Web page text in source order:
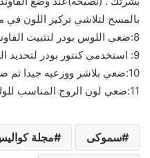
بالمسح لتلاشي تركيز اللون
8:ضعي اللوس بودر لتثبيت الفاونديشن
9: استخدمي كنتور بودر لتحديد الوجهه.
10:ضعي بلاشر ووزعيه جيدا ثم ضعي هايلايتر
11:ضعي لون الروج المناسب للوك ثم استخدمي مثبت الميك اب .
سموكى مجلة